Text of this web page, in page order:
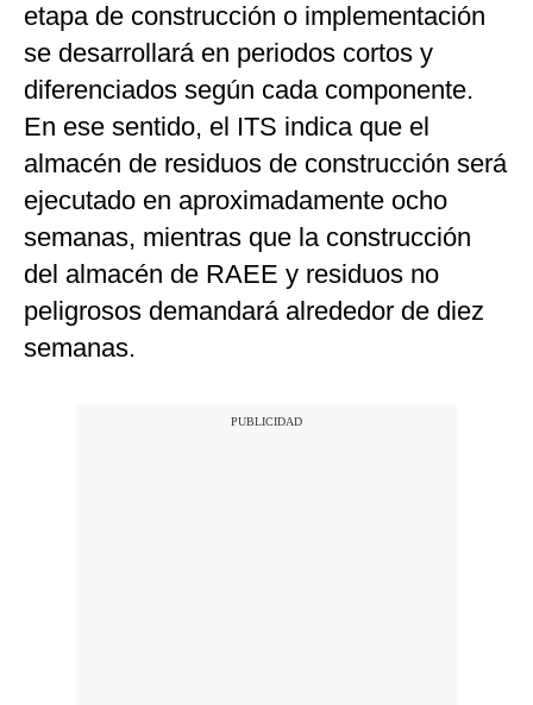
etapa de construcción o implementación
se desarrollará en periodos cortos y
diferenciados según cada componente.
En ese sentido, el ITS indica que el
almacén de residuos de construcción será
ejecutado en aproximadamente ocho
semanas, mientras que la construcción
del almacén de RAEE y residuos no
peligrosos demandará alrededor de diez
semanas.